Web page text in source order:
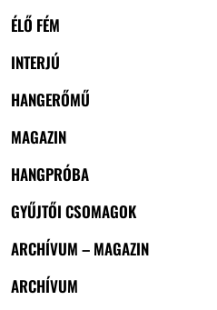
ÉLŐ FÉM
INTERJÚ
HANGERŐMŰ
MAGAZIN
HANGPRÓBA
GYŰJTŐI CSOMAGOK
ARCHÍVUM – MAGAZIN
ARCHÍVUM